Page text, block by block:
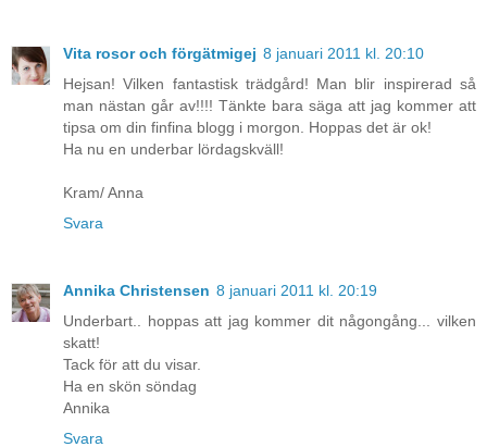
Vita rosor och förgätmigej 8 januari 2011 kl. 20:10
Hejsan! Vilken fantastisk trädgård! Man blir inspirerad så
man nästan går av!!!! Tänkte bara säga att jag kommer att
tipsa om din finfina blogg i morgon. Hoppas det är ok!
Ha nu en underbar lördagskväll!
Kram/ Anna
Svara
Annika Christensen 8 januari 2011 kl. 20:19
Underbart.. hoppas att jag kommer dit någongång... vilken
skatt!
Tack för att du visar.
Ha en skön söndag
Annika
Svara